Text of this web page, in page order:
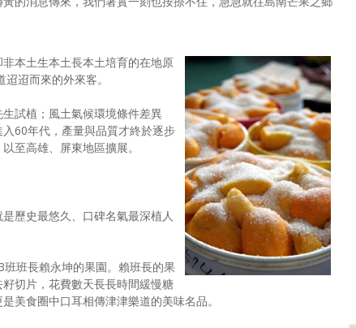
本土生本土長本土培育的在地原
迢而來的外來客。
試植；風土氣候環境條件差異
60年代，產量與品質才終於逐步
至高雄、屏東地區擴展。
歷史最悠久、口碑名氣最深植人
班長賴永坤的果園。賴班長的果
切片，花費數天長長時間緩慢糖
是美食圈中口耳相傳津津樂道的美味名品。